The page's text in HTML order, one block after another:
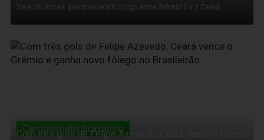
Veja os lances que marcaram o jogo entre Grêmio 1 x 3 Ceará
19 de Novembro de 2011
Campeonato Brasileiro
Com três gols de Felipe Azevedo, Ceará vence o Grêmio